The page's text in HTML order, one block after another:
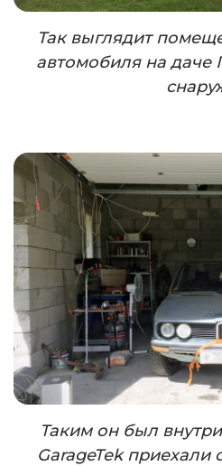
Так выглядит
автомобиля на даче
Таким он был
GarageTekприехали